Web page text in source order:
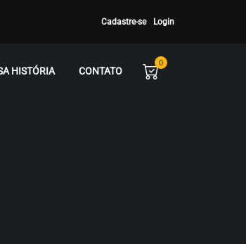
Cadastre-se Login
HISTÓRIA CONTATO
0